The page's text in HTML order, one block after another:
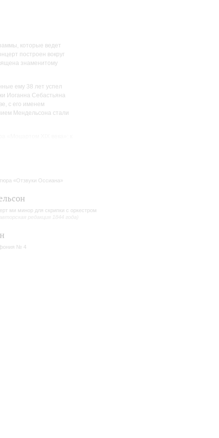
которые ведет
построен вокруг
знаменитому
ему 38 лет успел
Иоганна Себастьяна
с его именем
Мендельсона стали
«Отзвуки Оссиана»
ми минор для скрипки с оркестром
редакция 1844 года)
№ 4